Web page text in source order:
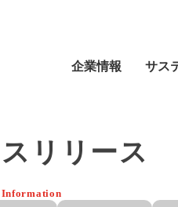
企業情報 サス
リリース
Information